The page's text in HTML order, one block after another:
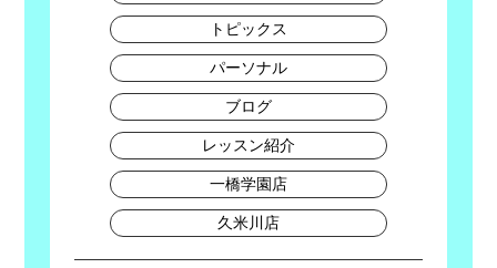
トピックス
パーソナル
ブログ
レッスン紹介
一橋学園店
久米川店